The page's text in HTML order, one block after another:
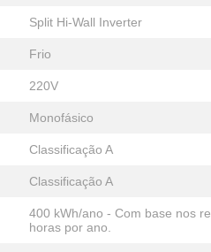
Split Hi-Wall Inverter
Frio
220V
Monofásico
Classificação A
Classificação A
400 kWh/ano - Com base nos
horas por ano.